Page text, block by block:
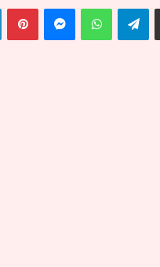
LinkedinPinterestMessengerWhatsApp